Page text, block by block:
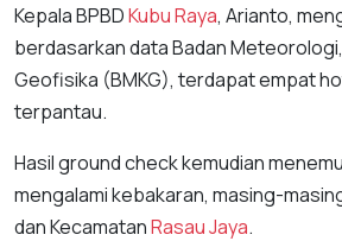
Kepala BPBDKubu Raya, Arianto,
berdasarkan data Badan
Geofisika (BMKG), terdapat empat
terpantau.
Hasil ground check kemudian
mengalami kebakaran, masing-
dan KecamatanRasau Jaya.